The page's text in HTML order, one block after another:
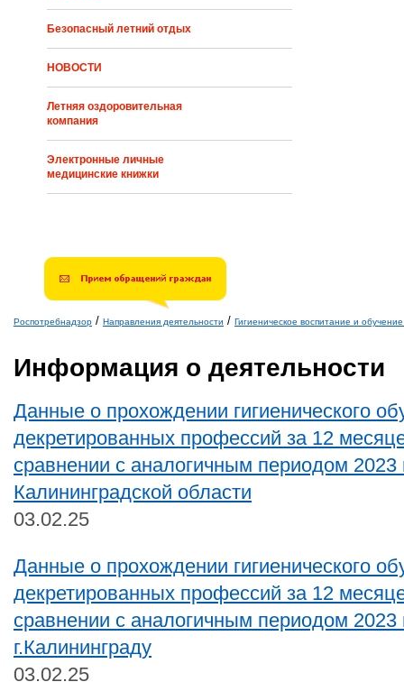
Безопасный летний отдых
НОВОСТИ
Летняя оздоровительная
компания
Электронные личные
медицинские книжки
Роспотребнадзор / Направления деятельности / Гигиеническое воспитание и
Информация о деятельности
Данные о прохождении гигиенического
декретированных профессий за 12
сравнении с аналогичным периодом 2023
Калининградской области
03.02.25
Данные о прохождении гигиенического
декретированных профессий за 12
сравнении с аналогичным периодом 2023
г.Калининграду
03.02.25